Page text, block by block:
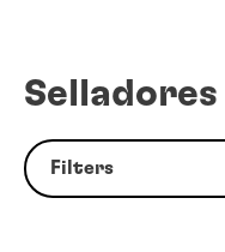
Filters